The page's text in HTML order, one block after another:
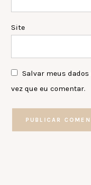
Site
Salvar meus
vez que eu comentar.